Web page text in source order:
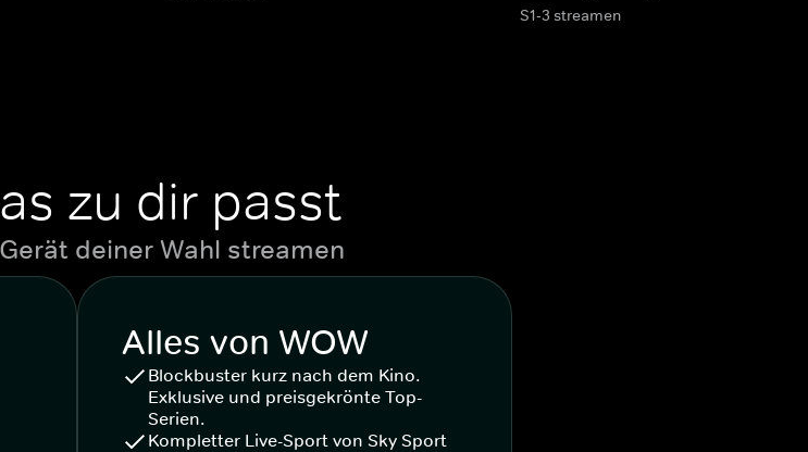
S1-3 streamen
zu dir passt
deiner Wahl streamen
Alles von WOW
Blockbuster kurz nach dem Kino.
Exklusive und preisgekrönte Top-
Serien.
Kompletter Live-Sport von Sky Sport